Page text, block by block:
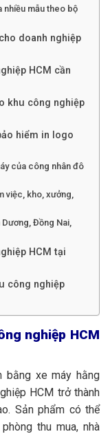
nhiều mẫu theo bộ
doanh nghiệp
HCM cần
khu công nghiệp
hiểm in logo
của công nhân đô
việc, kho, xưởng,
Đồng Nai,
HCM tại
công nghiệp
nghiệp HCM
bằng xe máy hằng
HCM trở thành
Sản phẩm có thể
thu mua, nhà